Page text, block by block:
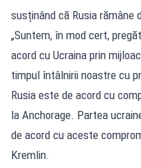
susținând că Rusia rămâne
„Suntem, în mod cert,
acord cu Ucraina prin
timpul întâlnirii noastre cu
Rusia este de acord cu
la Anchorage. Partea
de acord cu aceste
Kremlin.